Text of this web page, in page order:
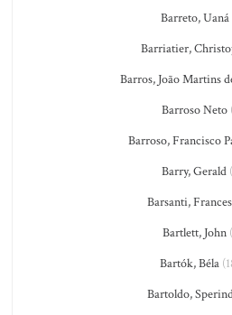
Barreto, Uaná
Barriatier,
Barros, João Martins
Barroso Neto
Barroso, Francisco
Barry, Gerald
Barsanti,
Bartlett, John
Bartók, Béla
Bartoldo,